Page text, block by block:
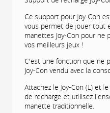
Ce support pour Joy-Con
vous permet de jouer tout
manettes Joy-Con pour ne
vos meilleurs jeux !
C'est une fonction que ne
Joy-Con vendu avec la
Attachez le Joy-Con (L) et
de recharge et utilisez
manette traditionnelle.